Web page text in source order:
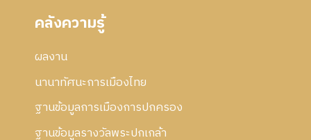
คลังความรู้
ผลงาน
นานาทัศนะการเมืองไทย
ฐานข้อมูลการเมืองการปกครอง
ฐานข้อมูลรางวัลพระปกเกล้า